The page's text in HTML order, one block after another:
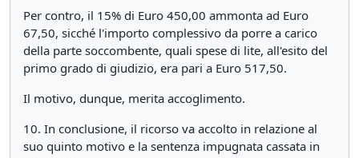
Per contro, il 15% di Euro 450,00 ammonta ad Euro
67,50, sicché l'importo complessivo da porre a carico
della parte soccombente, quali spese di lite, all'esito del
primo grado di giudizio, era pari a Euro 517,50.
Il motivo, dunque, merita accoglimento.
10. In conclusione, il ricorso va accolto in relazione al
suo quinto motivo e la sentenza impugnata cassata in